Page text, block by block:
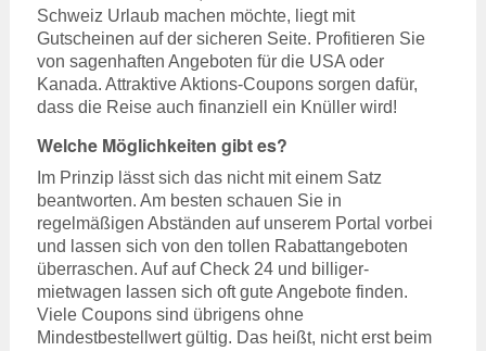
Schweiz Urlaub machen möchte, liegt mit
Gutscheinen auf der sicheren Seite. Profitieren Sie
von sagenhaften Angeboten für die USA oder
Kanada. Attraktive Aktions-Coupons sorgen dafür,
dass die Reise auch finanziell ein Knüller wird!
Welche Möglichkeiten gibt es?
Im Prinzip lässt sich das nicht mit einem Satz
beantworten. Am besten schauen Sie in
regelmäßigen Abständen auf unserem Portal vorbei
und lassen sich von den tollen Rabattangeboten
überraschen. Auf auf Check 24 und billiger-
mietwagen lassen sich oft gute Angebote finden.
Viele Coupons sind übrigens ohne
Mindestbestellwert gültig. Das heißt, nicht erst beim